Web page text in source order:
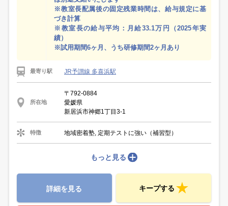
※教室長配属後の固定残業時間は、給与規定に基
づき計算
※教室長の給与平均：月給33.1万円（2025年実
績）
※試用期間6ヶ月、うち研修期間2ヶ月あり
最寄り駅 JR予讃線 多喜浜駅
所在地
〒792-0884
愛媛県
新居浜市神郷1丁目3-1
特徴 地域密着塾, 定期テストに強い（補習型）
もっと見る
詳細を見る キープする